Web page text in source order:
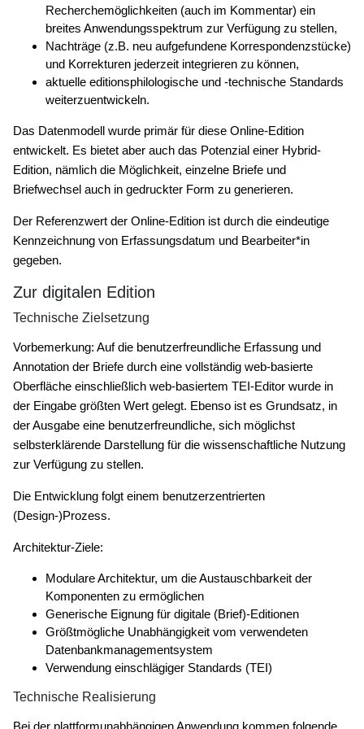
Recherchemöglichkeiten (auch im Kommentar) ein
breites Anwendungsspektrum zur Verfügung zu stellen,
Nachträge (z.B. neu aufgefundene Korrespondenzstücke)
und Korrekturen jederzeit integrieren zu können,
aktuelle editionsphilologische und -technische Standards
weiterzuentwickeln.
Das Datenmodell wurde primär für diese Online-Edition
entwickelt. Es bietet aber auch das Potenzial einer Hybrid-
Edition, nämlich die Möglichkeit, einzelne Briefe und
Briefwechsel auch in gedruckter Form zu generieren.
Der Referenzwert der Online-Edition ist durch die eindeutige
Kennzeichnung von Erfassungsdatum und Bearbeiter*in
gegeben.
Zur digitalen Edition
Technische Zielsetzung
Vorbemerkung: Auf die benutzerfreundliche Erfassung und
Annotation der Briefe durch eine vollständig web-basierte
Oberfläche einschließlich web-basiertem TEI-Editor wurde in
der Eingabe größten Wert gelegt. Ebenso ist es Grundsatz, in
der Ausgabe eine benutzerfreundliche, sich möglichst
selbsterklärende Darstellung für die wissenschaftliche Nutzung
zur Verfügung zu stellen.
Die Entwicklung folgt einem benutzerzentrierten
(Design-)Prozess.
Architektur-Ziele:
Modulare Architektur, um die Austauschbarkeit der
Komponenten zu ermöglichen
Generische Eignung für digitale (Brief)-Editionen
Größtmögliche Unabhängigkeit vom verwendeten
Datenbankmanagementsystem
Verwendung einschlägiger Standards (TEI)
Technische Realisierung
Bei der plattformunabhängigen Anwendung kommen folgende